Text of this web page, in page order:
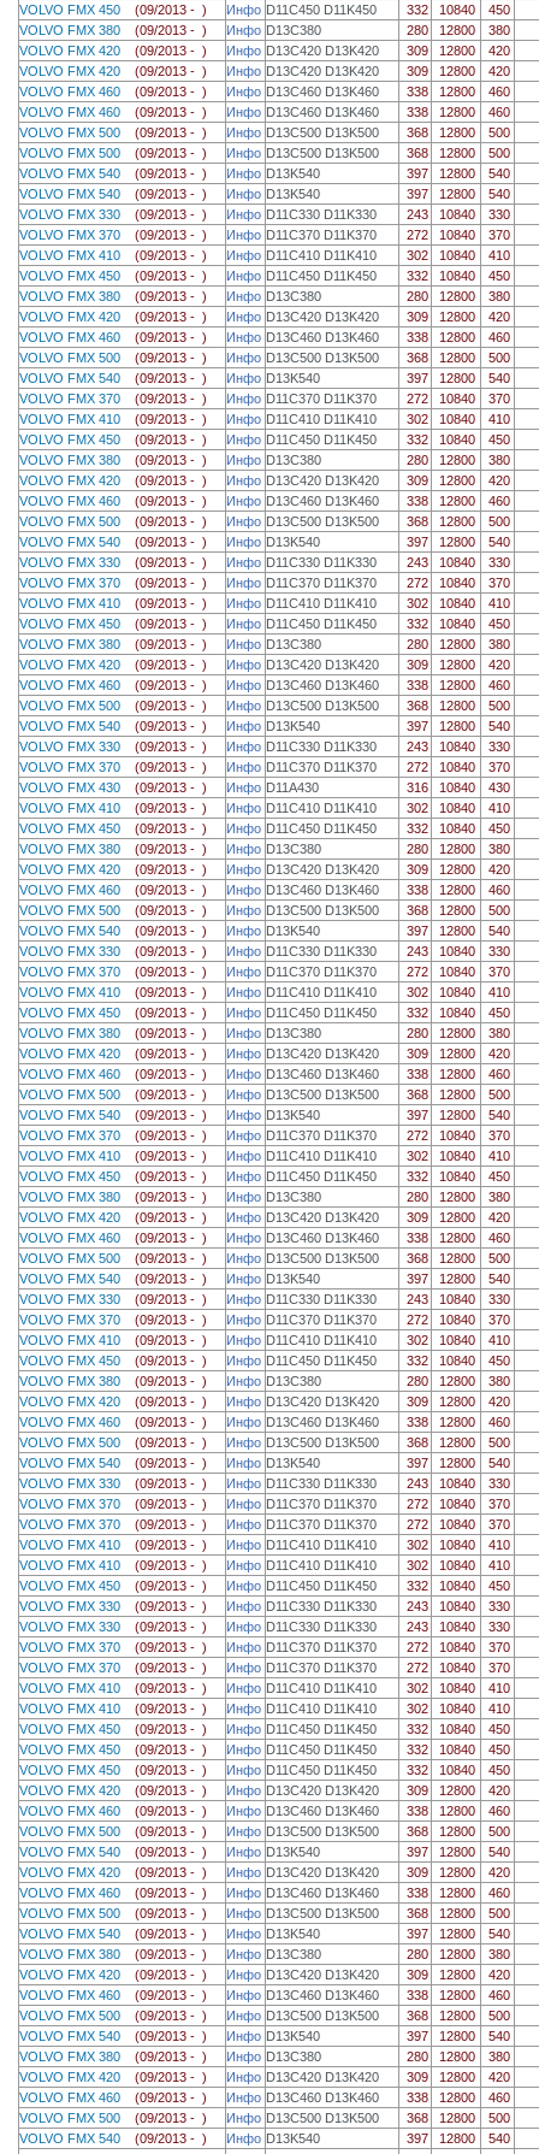
VOLVO FMX 450 (09/2013 - ) Инфо D11C450 D11K450 332 10840
450
VOLVO FMX 380 (09/2013 - ) Инфо D13C380 280 12800
380
VOLVO FMX 420 (09/2013 - ) Инфо D13C420 D13K420 309 12800
420
VOLVO FMX 420 (09/2013 - ) Инфо D13C420 D13K420 309 12800
420
VOLVO FMX 460 (09/2013 - ) Инфо D13C460 D13K460 338 12800
460
VOLVO FMX 460 (09/2013 - ) Инфо D13C460 D13K460 338 12800
460
VOLVO FMX 500 (09/2013 - ) Инфо D13C500 D13K500 368 12800
500
VOLVO FMX 500 (09/2013 - ) Инфо D13C500 D13K500 368 12800
500
VOLVO FMX 540 (09/2013 - ) Инфо D13K540 397 12800
540
VOLVO FMX 540 (09/2013 - ) Инфо D13K540 397 12800
540
VOLVO FMX 330 (09/2013 - ) Инфо D11C330 D11K330 243 10840
330
VOLVO FMX 370 (09/2013 - ) Инфо D11C370 D11K370 272 10840
370
VOLVO FMX 410 (09/2013 - ) Инфо D11C410 D11K410 302 10840
410
VOLVO FMX 450 (09/2013 - ) Инфо D11C450 D11K450 332 10840
450
VOLVO FMX 380 (09/2013 - ) Инфо D13C380 280 12800
380
VOLVO FMX 420 (09/2013 - ) Инфо D13C420 D13K420 309 12800
420
VOLVO FMX 460 (09/2013 - ) Инфо D13C460 D13K460 338 12800
460
VOLVO FMX 500 (09/2013 - ) Инфо D13C500 D13K500 368 12800
500
VOLVO FMX 540 (09/2013 - ) Инфо D13K540 397 12800
540
VOLVO FMX 370 (09/2013 - ) Инфо D11C370 D11K370 272 10840
370
VOLVO FMX 410 (09/2013 - ) Инфо D11C410 D11K410 302 10840
410
VOLVO FMX 450 (09/2013 - ) Инфо D11C450 D11K450 332 10840
450
VOLVO FMX 380 (09/2013 - ) Инфо D13C380 280 12800
380
VOLVO FMX 420 (09/2013 - ) Инфо D13C420 D13K420 309 12800
420
VOLVO FMX 460 (09/2013 - ) Инфо D13C460 D13K460 338 12800
460
VOLVO FMX 500 (09/2013 - ) Инфо D13C500 D13K500 368 12800
500
VOLVO FMX 540 (09/2013 - ) Инфо D13K540 397 12800
540
VOLVO FMX 330 (09/2013 - ) Инфо D11C330 D11K330 243 10840
330
VOLVO FMX 370 (09/2013 - ) Инфо D11C370 D11K370 272 10840
370
VOLVO FMX 410 (09/2013 - ) Инфо D11C410 D11K410 302 10840
410
VOLVO FMX 450 (09/2013 - ) Инфо D11C450 D11K450 332 10840
450
VOLVO FMX 380 (09/2013 - ) Инфо D13C380 280 12800
380
VOLVO FMX 420 (09/2013 - ) Инфо D13C420 D13K420 309 12800
420
VOLVO FMX 460 (09/2013 - ) Инфо D13C460 D13K460 338 12800
460
VOLVO FMX 500 (09/2013 - ) Инфо D13C500 D13K500 368 12800
500
VOLVO FMX 540 (09/2013 - ) Инфо D13K540 397 12800
540
VOLVO FMX 330 (09/2013 - ) Инфо D11C330 D11K330 243 10840
330
VOLVO FMX 370 (09/2013 - ) Инфо D11C370 D11K370 272 10840
370
VOLVO FMX 430 (09/2013 - ) Инфо D11A430 316 10840
430
VOLVO FMX 410 (09/2013 - ) Инфо D11C410 D11K410 302 10840
410
VOLVO FMX 450 (09/2013 - ) Инфо D11C450 D11K450 332 10840
450
VOLVO FMX 380 (09/2013 - ) Инфо D13C380 280 12800
380
VOLVO FMX 420 (09/2013 - ) Инфо D13C420 D13K420 309 12800
420
VOLVO FMX 460 (09/2013 - ) Инфо D13C460 D13K460 338 12800
460
VOLVO FMX 500 (09/2013 - ) Инфо D13C500 D13K500 368 12800
500
VOLVO FMX 540 (09/2013 - ) Инфо D13K540 397 12800
540
VOLVO FMX 330 (09/2013 - ) Инфо D11C330 D11K330 243 10840
330
VOLVO FMX 370 (09/2013 - ) Инфо D11C370 D11K370 272 10840
370
VOLVO FMX 410 (09/2013 - ) Инфо D11C410 D11K410 302 10840
410
VOLVO FMX 450 (09/2013 - ) Инфо D11C450 D11K450 332 10840
450
VOLVO FMX 380 (09/2013 - ) Инфо D13C380 280 12800
380
VOLVO FMX 420 (09/2013 - ) Инфо D13C420 D13K420 309 12800
420
VOLVO FMX 460 (09/2013 - ) Инфо D13C460 D13K460 338 12800
460
VOLVO FMX 500 (09/2013 - ) Инфо D13C500 D13K500 368 12800
500
VOLVO FMX 540 (09/2013 - ) Инфо D13K540 397 12800
540
VOLVO FMX 370 (09/2013 - ) Инфо D11C370 D11K370 272 10840
370
VOLVO FMX 410 (09/2013 - ) Инфо D11C410 D11K410 302 10840
410
VOLVO FMX 450 (09/2013 - ) Инфо D11C450 D11K450 332 10840
450
VOLVO FMX 380 (09/2013 - ) Инфо D13C380 280 12800
380
VOLVO FMX 420 (09/2013 - ) Инфо D13C420 D13K420 309 12800
420
VOLVO FMX 460 (09/2013 - ) Инфо D13C460 D13K460 338 12800
460
VOLVO FMX 500 (09/2013 - ) Инфо D13C500 D13K500 368 12800
500
VOLVO FMX 540 (09/2013 - ) Инфо D13K540 397 12800
540
VOLVO FMX 330 (09/2013 - ) Инфо D11C330 D11K330 243 10840
330
VOLVO FMX 370 (09/2013 - ) Инфо D11C370 D11K370 272 10840
370
VOLVO FMX 410 (09/2013 - ) Инфо D11C410 D11K410 302 10840
410
VOLVO FMX 450 (09/2013 - ) Инфо D11C450 D11K450 332 10840
450
VOLVO FMX 380 (09/2013 - ) Инфо D13C380 280 12800
380
VOLVO FMX 420 (09/2013 - ) Инфо D13C420 D13K420 309 12800
420
VOLVO FMX 460 (09/2013 - ) Инфо D13C460 D13K460 338 12800
460
VOLVO FMX 500 (09/2013 - ) Инфо D13C500 D13K500 368 12800
500
VOLVO FMX 540 (09/2013 - ) Инфо D13K540 397 12800
540
VOLVO FMX 330 (09/2013 - ) Инфо D11C330 D11K330 243 10840
330
VOLVO FMX 370 (09/2013 - ) Инфо D11C370 D11K370 272 10840
370
VOLVO FMX 370 (09/2013 - ) Инфо D11C370 D11K370 272 10840
370
VOLVO FMX 410 (09/2013 - ) Инфо D11C410 D11K410 302 10840
410
VOLVO FMX 410 (09/2013 - ) Инфо D11C410 D11K410 302 10840
410
VOLVO FMX 450 (09/2013 - ) Инфо D11C450 D11K450 332 10840
450
VOLVO FMX 330 (09/2013 - ) Инфо D11C330 D11K330 243 10840
330
VOLVO FMX 330 (09/2013 - ) Инфо D11C330 D11K330 243 10840
330
VOLVO FMX 370 (09/2013 - ) Инфо D11C370 D11K370 272 10840
370
VOLVO FMX 370 (09/2013 - ) Инфо D11C370 D11K370 272 10840
370
VOLVO FMX 410 (09/2013 - ) Инфо D11C410 D11K410 302 10840
410
VOLVO FMX 410 (09/2013 - ) Инфо D11C410 D11K410 302 10840
410
VOLVO FMX 450 (09/2013 - ) Инфо D11C450 D11K450 332 10840
450
VOLVO FMX 450 (09/2013 - ) Инфо D11C450 D11K450 332 10840
450
VOLVO FMX 450 (09/2013 - ) Инфо D11C450 D11K450 332 10840
450
VOLVO FMX 420 (09/2013 - ) Инфо D13C420 D13K420 309 12800
420
VOLVO FMX 460 (09/2013 - ) Инфо D13C460 D13K460 338 12800
460
VOLVO FMX 500 (09/2013 - ) Инфо D13C500 D13K500 368 12800
500
VOLVO FMX 540 (09/2013 - ) Инфо D13K540 397 12800
540
VOLVO FMX 420 (09/2013 - ) Инфо D13C420 D13K420 309 12800
420
VOLVO FMX 460 (09/2013 - ) Инфо D13C460 D13K460 338 12800
460
VOLVO FMX 500 (09/2013 - ) Инфо D13C500 D13K500 368 12800
500
VOLVO FMX 540 (09/2013 - ) Инфо D13K540 397 12800
540
VOLVO FMX 380 (09/2013 - ) Инфо D13C380 280 12800
380
VOLVO FMX 420 (09/2013 - ) Инфо D13C420 D13K420 309 12800
420
VOLVO FMX 460 (09/2013 - ) Инфо D13C460 D13K460 338 12800
460
VOLVO FMX 500 (09/2013 - ) Инфо D13C500 D13K500 368 12800
500
VOLVO FMX 540 (09/2013 - ) Инфо D13K540 397 12800
540
VOLVO FMX 380 (09/2013 - ) Инфо D13C380 280 12800
380
VOLVO FMX 420 (09/2013 - ) Инфо D13C420 D13K420 309 12800
420
VOLVO FMX 460 (09/2013 - ) Инфо D13C460 D13K460 338 12800
460
VOLVO FMX 500 (09/2013 - ) Инфо D13C500 D13K500 368 12800
500
VOLVO FMX 540 (09/2013 - ) Инфо D13K540 397 12800
540